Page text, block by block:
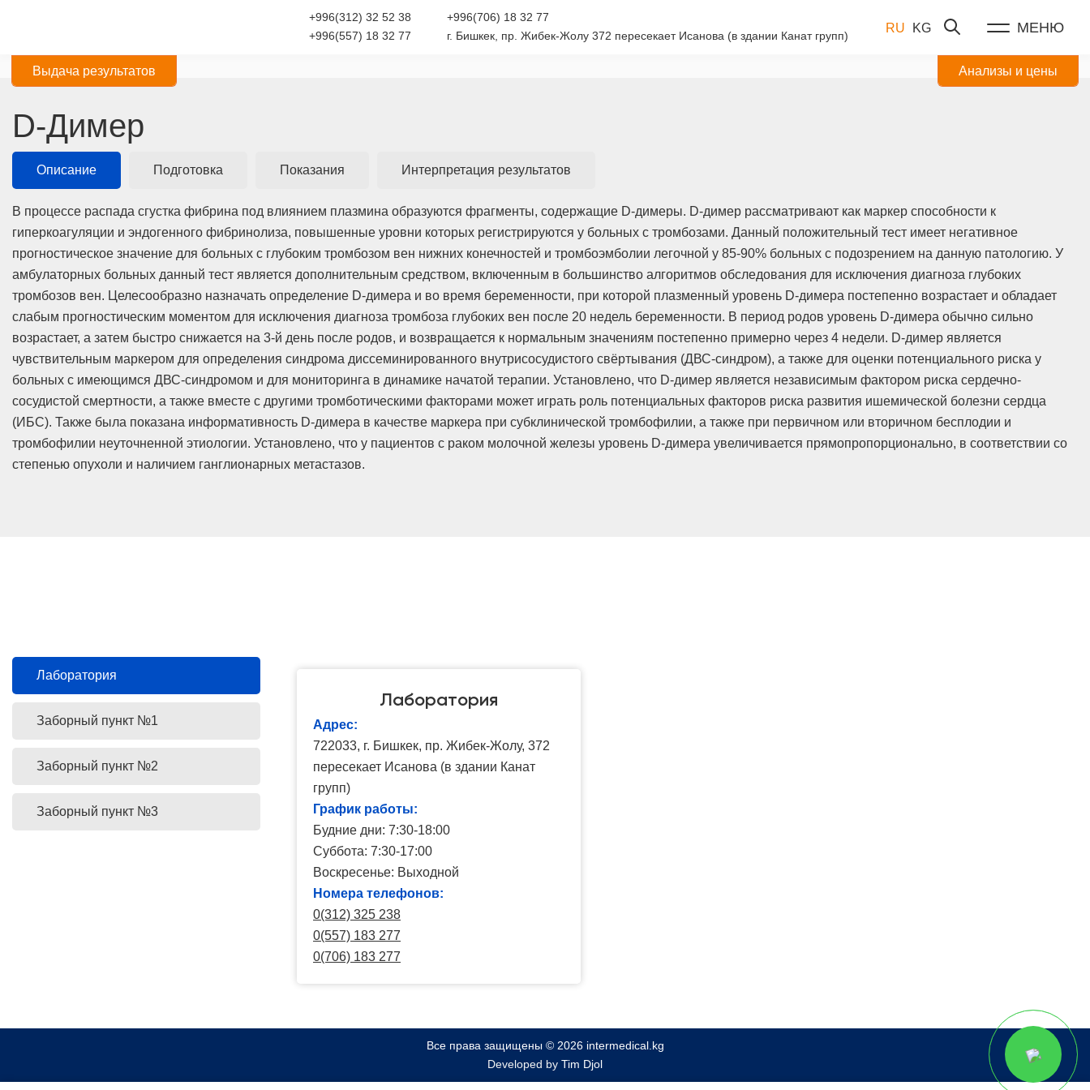
+996(312) 32 52 38
+996(557) 18 32 77
+996(706) 18 32 77
г. Бишкек, пр. Жибек-Жолу 372 пересекает Исанова (в здании Канат групп)
МЕНЮ
RU KG
Выдача результатов Анализы и цены
D-Димер
Описание Подготовка Показания Интерпретация результатов
В процессе распада сгустка фибрина под влиянием плазмина образуются фрагменты, содержащие D-димеры. D-димер рассматривают как маркер способности к
гиперкоагуляции и эндогенного фибринолиза, повышенные уровни которых регистрируются у больных с тромбозами. Данный положительный тест имеет негативное
прогностическое значение для больных с глубоким тромбозом вен нижних конечностей и тромбоэмболии легочной у 85-90% больных с подозрением на данную патологию. У
амбулаторных больных данный тест является дополнительным средством, включенным в большинство алгоритмов обследования для исключения диагноза глубоких
тромбозов вен. Целесообразно назначать определение D-димера и во время беременности, при которой плазменный уровень D-димера постепенно возрастает и обладает
слабым прогностическим моментом для исключения диагноза тромбоза глубоких вен после 20 недель беременности. В период родов уровень D-димера обычно сильно
возрастает, а затем быстро снижается на 3-й день после родов, и возвращается к нормальным значениям постепенно примерно через 4 недели. D-димер является
чувствительным маркером для определения синдрома диссеминированного внутрисосудистого свёртывания (ДВС-синдром), а также для оценки потенциального риска у
больных с имеющимся ДВС-синдромом и для мониторинга в динамике начатой терапии. Установлено, что D-димер является независимым фактором риска сердечно-
сосудистой смертности, а также вместе с другими тромботическими факторами может играть роль потенциальных факторов риска развития ишемической болезни сердца
(ИБС). Также была показана информативность D-димера в качестве маркера при субклинической тромбофилии, а также при первичном или вторичном бесплодии и
тромбофилии неуточненной этиологии. Установлено, что у пациентов с раком молочной железы уровень D-димера увеличивается прямопропорционально, в соответствии со
степенью опухоли и наличием ганглионарных метастазов.
Лаборатория
Заборный пункт №1
Заборный пункт №2
Заборный пункт №3
Лаборатория
Адрес:
722033, г. Бишкек, пр. Жибек-Жолу, 372
пересекает Исанова (в здании Канат
групп)
График работы:
Будние дни: 7:30-18:00
Суббота: 7:30-17:00
Воскресенье: Выходной
Номера телефонов:
0(312) 325 238
0(557) 183 277
0(706) 183 277
Все права защищены © 2026 intermedical.kg
Developed by Tim Djol